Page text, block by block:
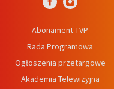
Abonament TVP
Rada Programowa
Ogłoszenia przetargowe
Akademia Telewizyjna